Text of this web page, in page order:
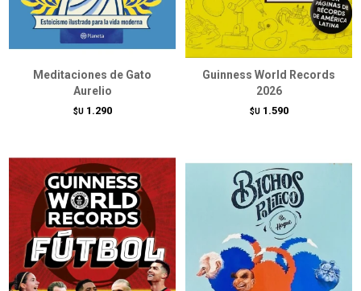
Meditaciones de Gato
Aurelio
$U 1.290
Guinness World Records
2026
$U 1.590